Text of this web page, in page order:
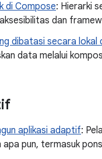
di Compose: Hierarki
dan
dibatasi secara lokal
data melalui
aplikasi adaptif:
apa pun, termasuk